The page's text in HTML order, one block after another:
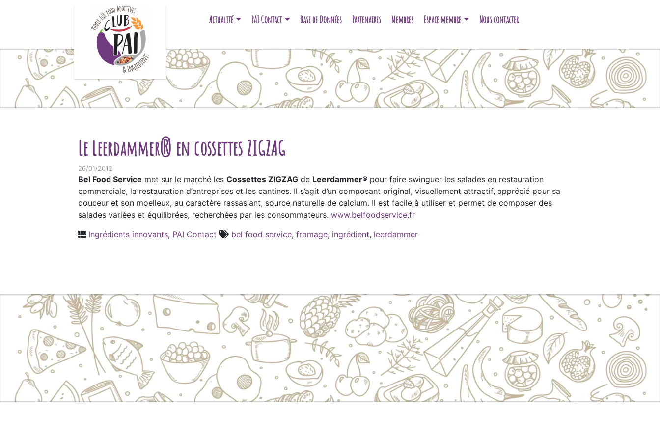
Actualité PAI Contact Base de Données Partenaires Membres Espace membre Nous contacter
Le Leerdammer® en cossettes ZIGZAG
26/01/2012
Bel Food Service met sur le marché les Cossettes ZIGZAG de Leerdammer® pour faire swinguer les salades en restauration
commerciale, la restauration d’entreprises et les cantines. Il s’agit d’un composant original, visuellement attractif, apprécié pour sa
douceur et son moelleux, au caractère rassasiant, source naturelle de calcium. Il est facile à utiliser et permet de composer des
salades variées et équilibrées, recherchées par les consommateurs. www.belfoodservice.fr
Ingrédients innovants, PAI Contact bel food service, fromage, ingrédient, leerdammer